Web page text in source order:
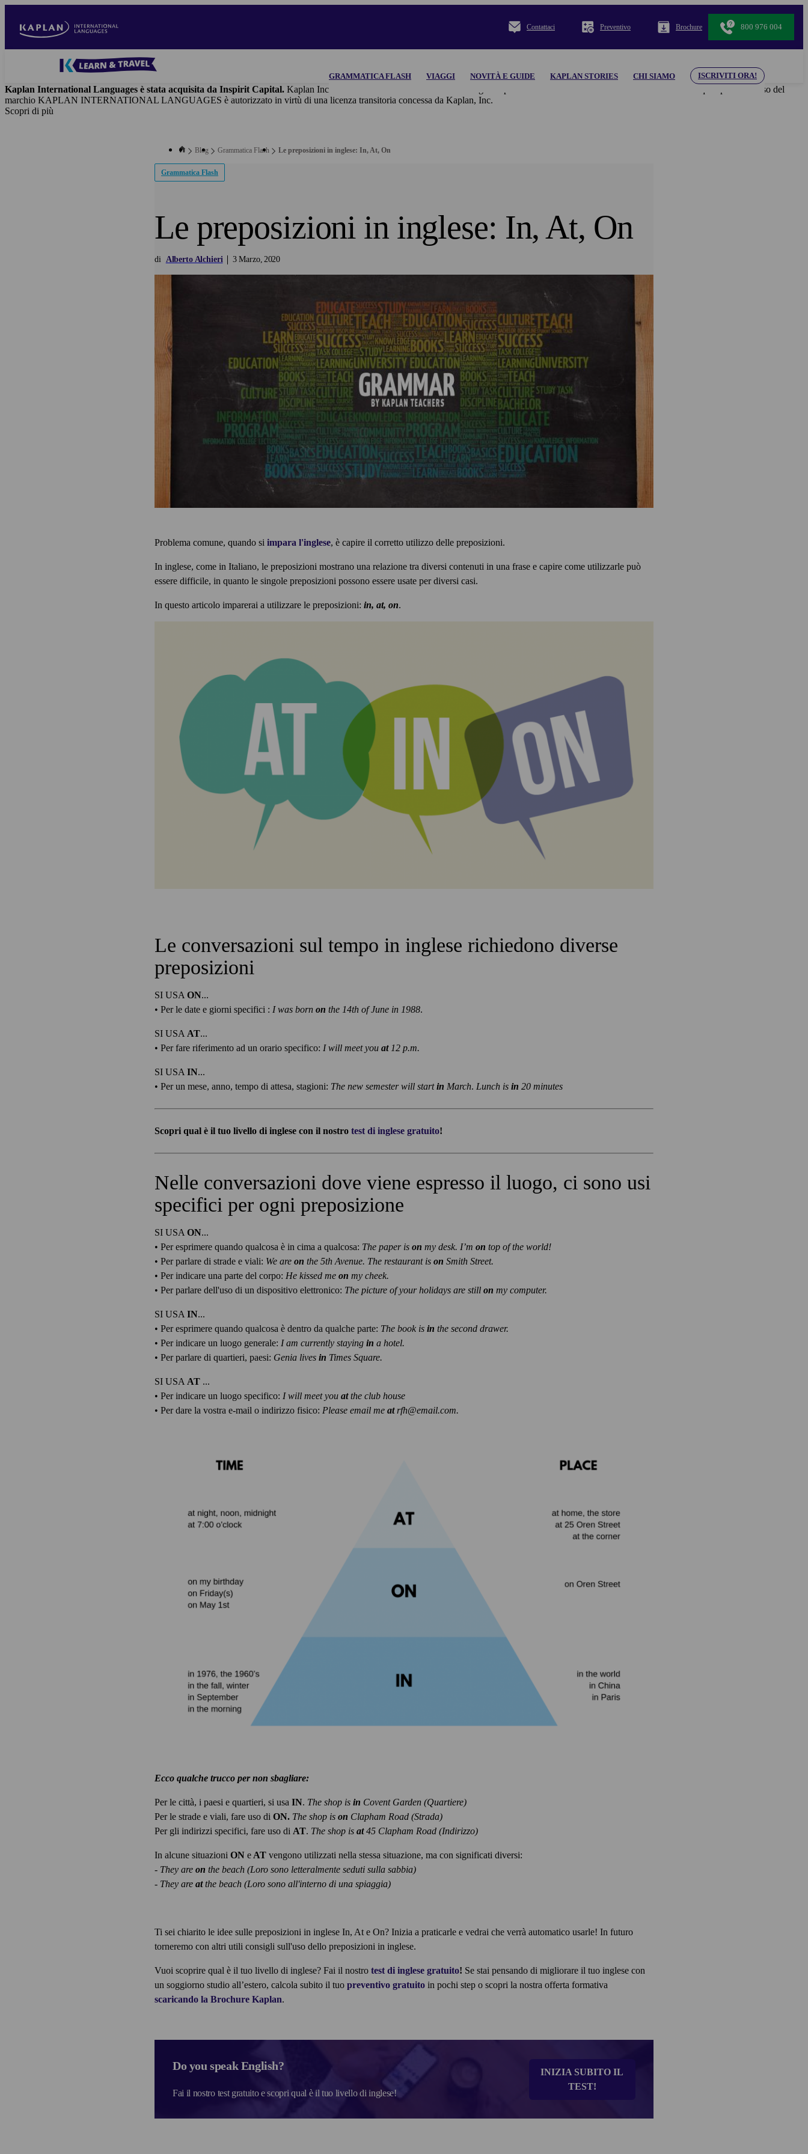
contenuto
Contattaci Preventivo Brochure 800 976 004
Blog
Main
navigation
GRAMMATICA FLASH VIAGGI NOVITÀ E GUIDE KAPLAN STORIES CHI SIAMO ISCRIVITI ORA!
Kaplan International Languages è stata acquisita da Inspirit Capital. Kaplan Inc. e le sue società controllate declinano ogni responsabilità in relazione a tutti i contenuti e materiali qui riportati. L’uso del
marchio KAPLAN INTERNATIONAL LANGUAGES è autorizzato in virtù di una licenza transitoria concessa da Kaplan, Inc.
Scopri di più
Blog Grammatica Flash Le preposizioni in inglese: In, At, On
Grammatica Flash
Le preposizioni in inglese: In, At, On
di Alberto Alchieri 3 Marzo 2020
Problema comune, quando si impara l'inglese, è capire il corretto utilizzo delle preposizioni.
In inglese, come in Italiano, le preposizioni mostrano una relazione tra diversi contenuti in una frase e capire come utilizzarle può
essere difficile, in quanto le singole preposizioni possono essere usate per diversi casi.
In questo articolo imparerai a utilizzare le preposizioni: in, at, on.
Le conversazioni sul tempo in inglese richiedono diverse
preposizioni
SI USA ON...
• Per le date e giorni specifici : I was born on the 14th of June in 1988.
SI USA AT...
• Per fare riferimento ad un orario specifico: I will meet you at12 p.m.
SI USA IN...
• Per un mese, anno, tempo di attesa, stagioni: The new semester will startin March. Lunch is in 20 minutes
Scopri qual è il tuo livello di inglese con il nostro test di inglese gratuito!
Nelle conversazioni dove viene espresso il luogo, ci sono usi
specifici per ogni preposizione
SI USA ON...
• Per esprimere quando qualcosa è in cima a qualcosa: The paper is on my desk. I’m on top of the world!
• Per parlare di strade e viali: We are on the 5th Avenue. The restaurant is on Smith Street.
• Per indicare una parte del corpo: He kissed me on my cheek.
• Per parlare dell'uso di un dispositivo elettronico: The picture of your holidays are still on my computer.
SI USA IN...
• Per esprimere quando qualcosa è dentro da qualche parte: The book is in the second drawer.
• Per indicare un luogo generale: I am currently staying in a hotel.
• Per parlare di quartieri, paesi: Genia lives in Times Square.
SI USA AT ...
• Per indicare un luogo specifico: I will meet you atthe club house
• Per dare la vostra e-mail o indirizzo fisico: Please email me atrfh@email.com.
Ecco qualche trucco per non sbagliare:
Per le città, i paesi e quartieri, si usa IN. The shop is in Covent Garden (Quartiere)
Per le strade e viali, fare uso di ON. The shop is on Clapham Road (Strada)
Per gli indirizzi specifici, fare uso di AT. The shop is at45 Clapham Road (Indirizzo)
In alcune situazioni ON e AT vengono utilizzati nella stessa situazione, ma con significati diversi:
- They are on the beach (Loro sono letteralmente seduti sulla sabbia)
- They are atthe beach (Loro sono all'interno di una spiaggia)
Ti sei chiarito le idee sulle preposizioni in inglese In, At e On? Inizia a praticarle e vedrai che verrà automatico usarle! In futuro
torneremo con altri utili consigli sull'uso dello preposizioni in inglese.
Vuoi scoprire qual è il tuo livello di inglese? Fai il nostro test di inglese gratuito! Se stai pensando di migliorare il tuo inglese con
un soggiorno studio all’estero, calcola subito il tuo preventivo gratuito in pochi step o scopri la nostra offerta formativa
scaricando la Brochure Kaplan.
Do you speak English?
Fai il nostro test gratuito e scopri qual è il tuo livello di inglese!
INIZIA SUBITO IL
TEST!